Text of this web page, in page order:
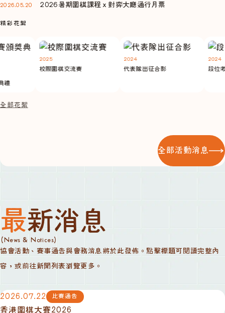
2026.05.20 2026暑期圍棋課程ｘ對弈大廳通行月票
精彩花絮
2025
校際圍棋交流賽
2024
代表隊出征合影
2024
段位考
全部花絮
全部活動消息
最新消息
(News & Notices)
協會活動、賽事通告與會務消息將於此發佈。點擊標題可閱讀完整內
容，或前往新聞列表瀏覽更多。
2026.07.22 比賽通告
香港圍棋大賽2026